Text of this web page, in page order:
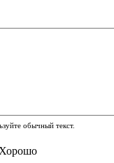
обычный текст.
Хорошо